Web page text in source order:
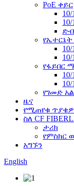
PoE ቀይር
የፋይበር
የገመድ
ዜና
የሚጠየቁ
ስለ CF
ታሪክ
የምስክር
አግኙን
English